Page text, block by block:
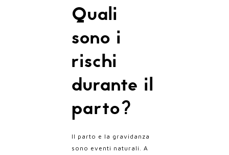
Quali
sono i
rischi
durante il
parto?
Il parto e la gravidanza
sono eventi naturali. A